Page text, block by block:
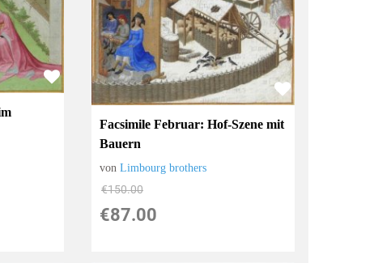
Facsimile Februar: Hof-Szene mit
Bauern
vonLimbourg brothers
€150.00
€87.00